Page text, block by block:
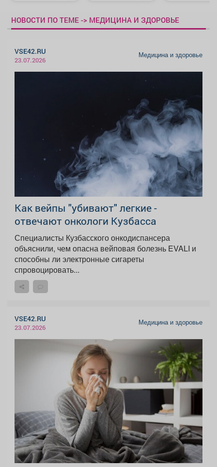
НОВОСТИ ПО ТЕМЕ -> МЕДИЦИНА И ЗДОРОВЬЕ
VSE42.RU
23.07.2026
Медицина и здоровье
Как вейпы "убивают" легкие -
отвечают онкологи Кузбасса
Специалисты Кузбасского онкодиспансера
объяснили, чем опасна вейповая болезнь EVALI и
способны ли электронные сигареты
спровоцировать...
VSE42.RU
23.07.2026
Медицина и здоровье